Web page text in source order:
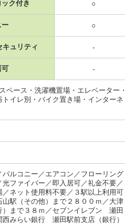
ク付き ○
ー ○
キュリティ -
可 -
ペース・洗濯機置場・エレベーター・
イレ別・バイク置き場・インターネ
ルコニー／エアコン／フローリング
ファイバー／即入居可／礼金不要／
ネット使用料不要／３駅以上利用可
駅（その他）まで２８００ｍ／大津
まで３８ｍ／セブンイレブン 瀬田
みらい銀行 瀬田駅前支店（銀行）